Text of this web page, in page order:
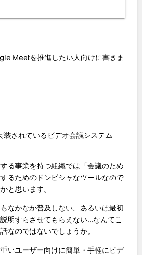
Meetを推進したい人向けに書きま
装されているビデオ会議システム
る事業を持つ組織では「会議のため
るためのドンピシャなツールなので
と思います。
なかなか普及しない。あるいは最初
明すらさせてもらえない…なんてこ
なのではないでしょうか。
いユーザー向けに簡単・手軽にビデ